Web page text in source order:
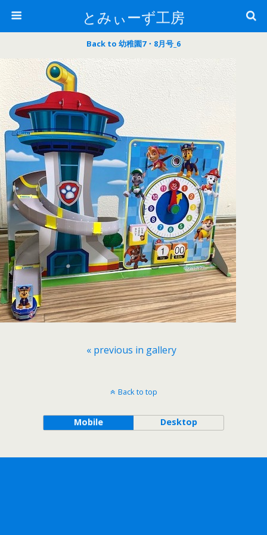
とみぃーず工房
Back to 幼稚園7・8月号_6
« previous in gallery
Back to top
Mobile Desktop